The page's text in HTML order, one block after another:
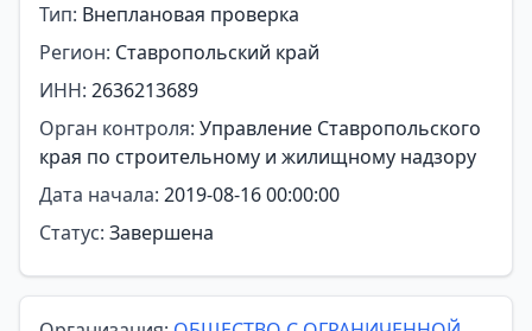
Тип: Внеплановая проверка
Регион: Ставропольский край
ИНН: 2636213689
Орган контроля: Управление Ставропольского
края по строительному и жилищному надзору
Дата начала: 2019-08-16 00:00:00
Статус: Завершена